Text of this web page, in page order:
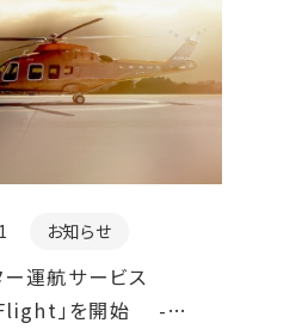
お知らせ
ー運航サービス
Flight」を開始 -